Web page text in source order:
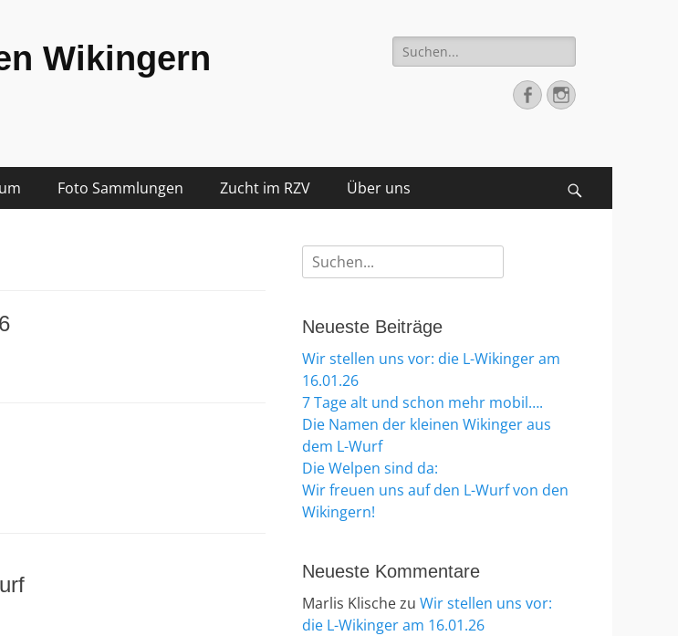
Wikingern
Suche
nach:
FacebookInstagram
Foto Sammlungen Zucht im RZV Über uns
Suche
nach:
Neueste Beiträge
Wir stellen uns vor: die L-Wikinger am
16.01.26
7 Tage alt und schon mehr mobil….
Die Namen der kleinen Wikinger aus
dem L-Wurf
Die Welpen sind da:
Wir freuen uns auf den L-Wurf von den
Wikingern!
Neueste Kommentare
Marlis Klischezu Wir stellen uns vor:
die L-Wikinger am 16.01.26